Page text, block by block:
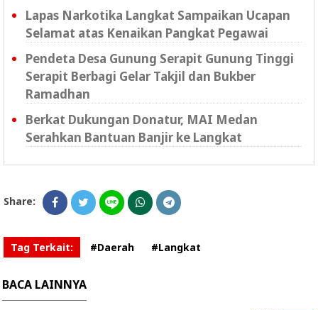
Lapas Narkotika Langkat Sampaikan Ucapan
Selamat atas Kenaikan Pangkat Pegawai
Pendeta Desa Gunung Serapit Gunung Tinggi
Serapit Berbagi Gelar Takjil dan Bukber
Ramadhan
Berkat Dukungan Donatur, MAI Medan
Serahkan Bantuan Banjir ke Langkat
Share:
Tag Terkait: #Daerah #Langkat
BACA LAINNYA